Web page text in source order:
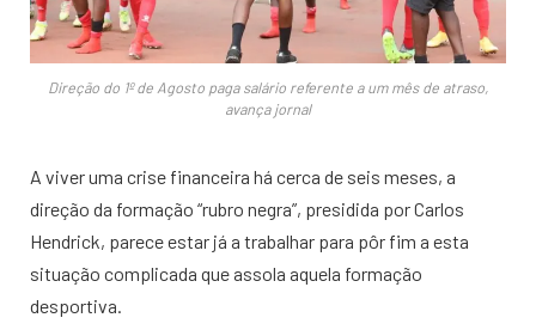
Direção do 1º de Agosto paga salário referente a um mês de atraso,
avança jornal
A viver uma crise financeira há cerca de seis meses, a
direção da formação “rubro negra”, presidida por Carlos
Hendrick, parece estar já a trabalhar para pôr fim a esta
situação complicada que assola aquela formação
desportiva.